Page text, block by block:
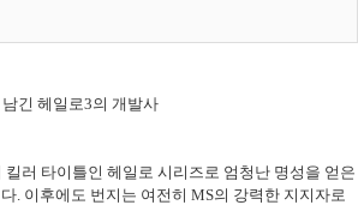
긴 헤일로3의 개발사
러 타이틀인 헤일로 시리즈로 엄청난 명성을 얻은
. 이후에도 번지는 여전히 MS의 강력한 지지자로